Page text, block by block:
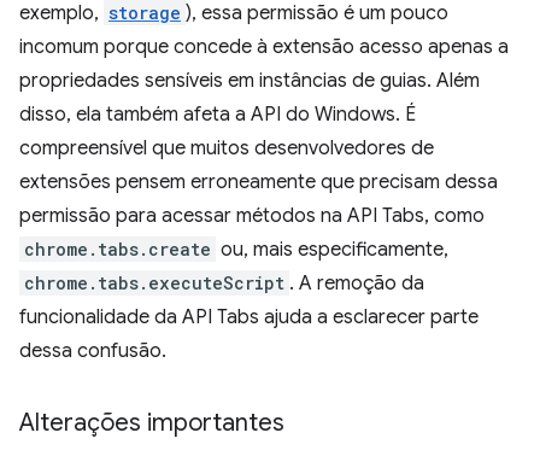
exemplo, storage ), essa permissão é um pouco
incomum porque concede à extensão acesso apenas a
propriedades sensíveis em instâncias de guias. Além
disso, ela também afeta a API do Windows. É
compreensível que muitos desenvolvedores de
extensões pensem erroneamente que precisam dessa
permissão para acessar métodos na API Tabs, como
chrome.tabs.create ou, mais especificamente,
chrome.tabs.executeScript . A remoção da
funcionalidade da API Tabs ajuda a esclarecer parte
dessa confusão.
Alterações importantes